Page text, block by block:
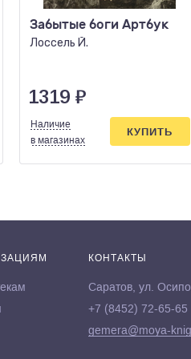
Забытые боги Артбук
Лоссель Й.
1319 ₽
Наличие
в магазинах
КУПИТЬ
КОНТАКТЫ
Саратов, ул.
+7 (8452) 72-65-65
gemera@moya-